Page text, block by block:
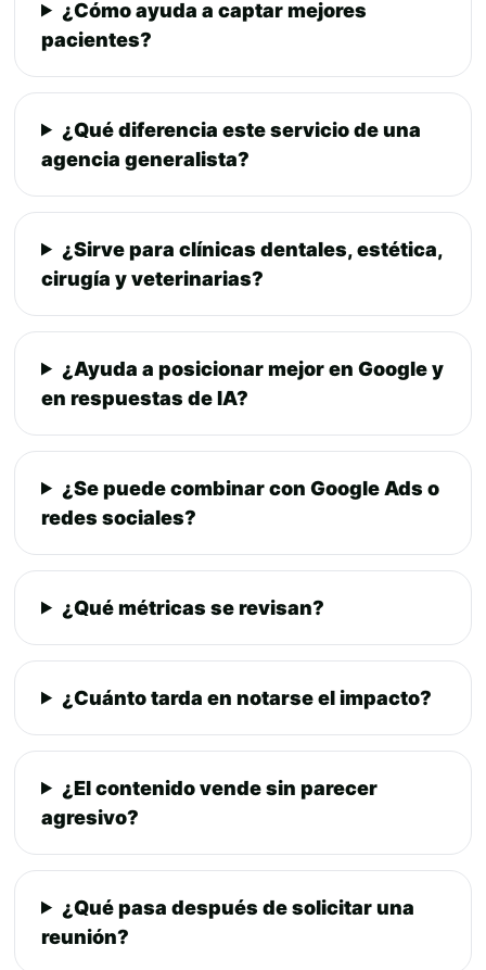
¿Cómo ayuda a captar mejores
pacientes?
¿Qué diferencia este servicio de una
agencia generalista?
¿Sirve para clínicas dentales, estética,
cirugía y veterinarias?
¿Ayuda a posicionar mejor en Google y
en respuestas de IA?
¿Se puede combinar con Google Ads o
redes sociales?
¿Qué métricas se revisan?
¿Cuánto tarda en notarse el impacto?
¿El contenido vende sin parecer
agresivo?
¿Qué pasa después de solicitar una
reunión?